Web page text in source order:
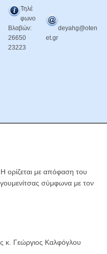
Τηλέ
φωνο
Βλαβών:
26650
23223
deyahg@oten
et.gr
ορίζεται με απόφαση του
σύμφωνα με τον
Γεώργιος Καλφόγλου